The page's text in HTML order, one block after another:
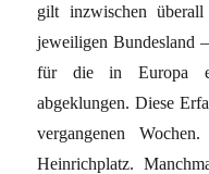
gilt inzwischen
jeweiligen Bundesland
für die in Europa
abgeklungen. Diese
vergangenen
Heinrichplatz.